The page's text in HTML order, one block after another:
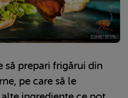
să prepari frigărui din
pe care să le